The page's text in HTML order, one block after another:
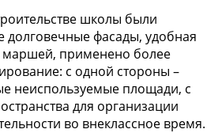
школы были
долговечные фасады, удобная
маршей, применено более
с одной стороны –
неиспользуемые площади, с
для организации
во внеклассное время.